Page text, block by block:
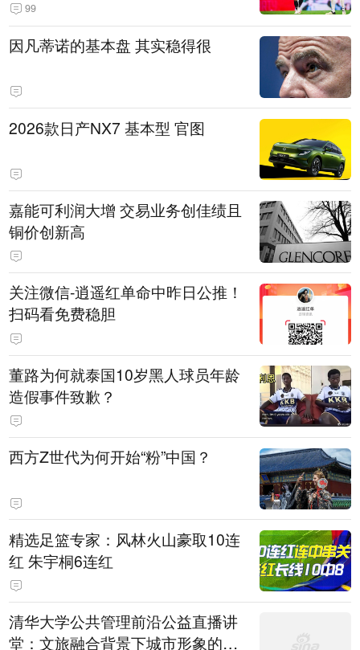
99
因凡蒂诺的基本盘 其实稳得很
2026款日产NX7 基本型 官图
嘉能可利润大增 交易业务创佳绩且
铜价创新高
关注微信-逍遥红单命中昨日公推！
扫码看免费稳胆
董路为何就泰国10岁黑人球员年龄
造假事件致歉？
西方Z世代为何开始“粉”中国？
精选足篮专家：风林火山豪取10连
红 朱宇桐6连红
清华大学公共管理前沿公益直播讲
堂：文旅融合背景下城市形象的构